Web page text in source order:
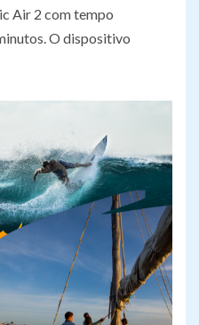
Air 2 com tempo
O dispositivo